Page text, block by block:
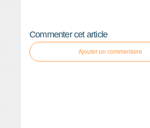
Commenter cet article
Ajouter un commentaire